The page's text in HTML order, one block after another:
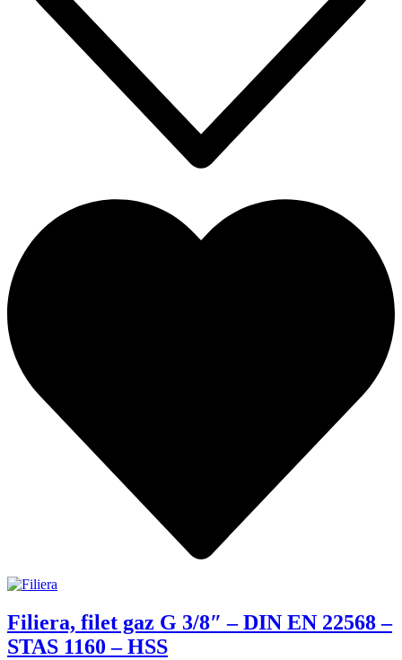
Filiera, filet gaz G 3/8″ – DIN EN 22568 –
STAS 1160 – HSS